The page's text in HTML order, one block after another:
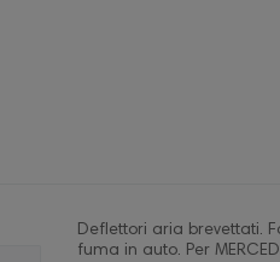
Deflettori aria brevettati.
fuma in auto. Per